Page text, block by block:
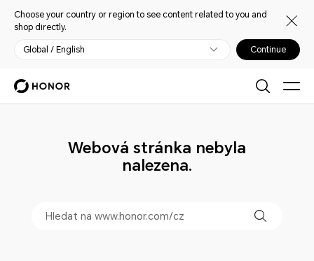
Choose your country or region to see content related to you and
shop directly.
Global / English Continue
Webová stránka nebyla
nalezena.